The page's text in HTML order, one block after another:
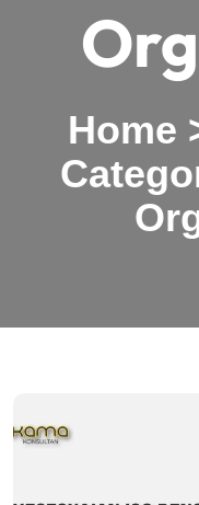
Home